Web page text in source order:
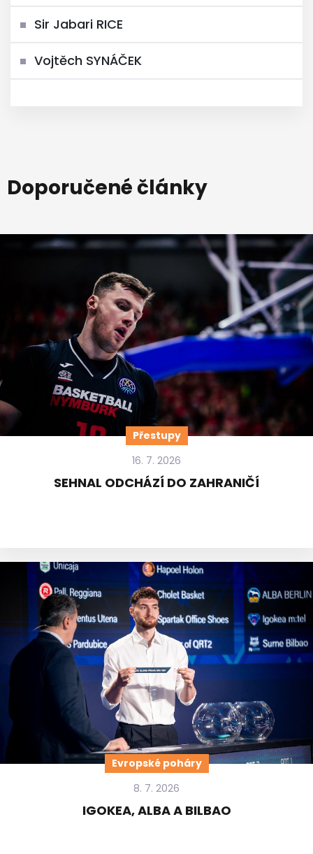
Sir Jabari RICE
Vojtěch SYNÁČEK
Doporučené články
Přestupy
16. 7. 2026
SEHNAL ODCHÁZÍ DO ZAHRANIČÍ
Evropské poháry
8. 7. 2026
IGOKEA, ALBA A BILBAO